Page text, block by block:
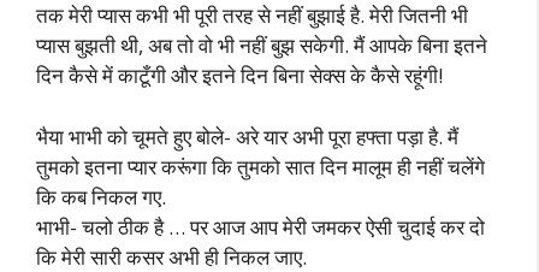
तक मेरी प्यास कभी भी पूरी तरह से नहीं बुझाई है. मेरी जितनी भी
प्यास बुझती थी, अब तो वो भी नहीं बुझ सकेगी. मैं आपके बिना इतने
दिन कैसे में काटूँगी और इतने दिन बिना सेक्स के कैसे रहूंगी!
भैया भाभी को चूमते हुए बोले- अरे यार अभी पूरा हफ्ता पड़ा है. मैं
तुमको इतना प्यार करूंगा कि तुमको सात दिन मालूम ही नहीं चलेंगे
कि कब निकल गए.
भाभी- चलो ठीक है … पर आज आप मेरी जमकर ऐसी चुदाई कर दो
कि मेरी सारी कसर अभी ही निकल जाए.